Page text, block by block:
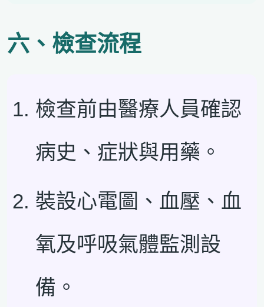
六、檢查流程
檢查前由醫療人員確認
病史、症狀與用藥。
裝設心電圖、血壓、血
氧及呼吸氣體監測設
備。